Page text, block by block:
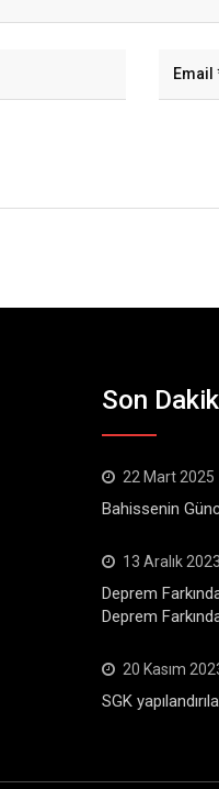
Son
22 Mart 2025
Bahissenin
13 Aralık 2023
Deprem
Deprem
20 Kasım
SGK